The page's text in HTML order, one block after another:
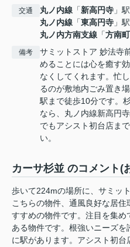
交通 丸ノ内線 「新高円寺 」
丸ノ内線 「東高円寺 」
丸ノ内方南支線 「方南町
備考
サミットストア 妙法寺
めることには心を癒す
なくしてくれます。忙
るのが敷地内ごみ置き
駅まで徒歩10分です。
なら、丸ノ内線新高円
でもアシスト初台店ま
い。
カーサ杉並 のコメント(
歩いて224mの場所に、サミッ
こちらの物件、通風良好な居
すすめの物件です。注目を集
ある物件です。根強いニーズ
に駅があります。アシスト初台